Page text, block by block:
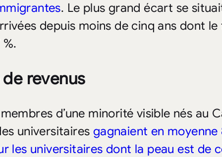
. Le plus grand écart se
depuis moins de cinq ans dont
revenus
d’une minorité visible nés au
universitaires gagnaient en
les universitaires dont la peau est de